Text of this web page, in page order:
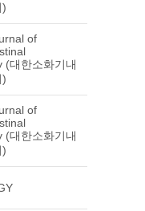
)
of
(대한소화기내
)
of
(대한소화기내
)